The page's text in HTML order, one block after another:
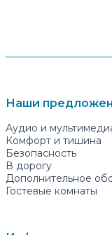
Наши
Аудио и
Комфорт и тишина
Безопасность
В дорогу
Дополнительное
Гостевые комнаты